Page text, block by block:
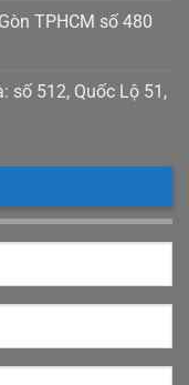
TPHCM số 480
số 512, Quốc Lộ 51,